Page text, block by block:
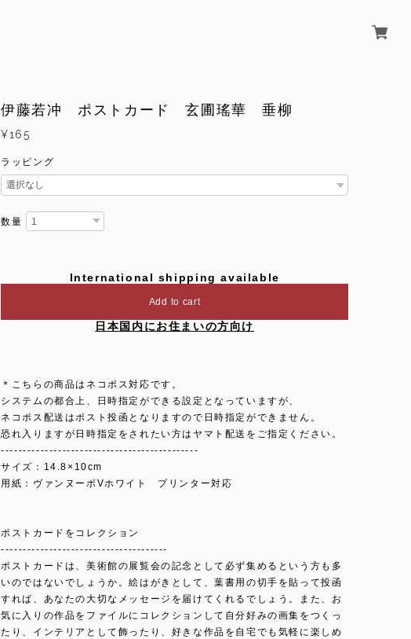
伊藤若冲 ポストカード 玄圃瑤華 垂柳
¥165
ラッピング
数量
International shipping available
Add to cart
日本国内にお住まいの方向け
＊こちらの商品はネコポス対応です。
システムの都合上、日時指定ができる設定となっていますが、
ネコポス配送はポスト投函となりますので日時指定ができません。
恐れ入りますが日時指定をされたい方はヤマト配送をご指定ください。
---------------------------------------------
サイズ：14.8×10cm
用紙：ヴァンヌーボVホワイト プリンター対応
ポストカードをコレクション
--------------------------------------
ポストカードは、美術館の展覧会の記念として必ず集めるという方も多
いのではないでしょうか。絵はがきとして、葉書用の切手を貼って投函
すれば、あなたの大切なメッセージを届けてくれるでしょう。また、お
気に入りの作品をファイルにコレクションして自分好みの画集をつくっ
たり、インテリアとして飾ったり、好きな作品を自宅でも気軽に楽しめ